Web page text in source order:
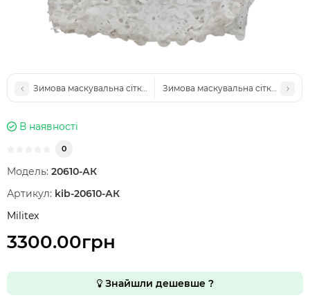
Зимова маскувальна сітка Militex Альпійська клякса 5х10м
Зимова маскувальна сітка
В наявності
0
Модель: 20610-АК
Артикул: kib-20610-АК
Militex
3300.00грн
Знайшли дешевше ?